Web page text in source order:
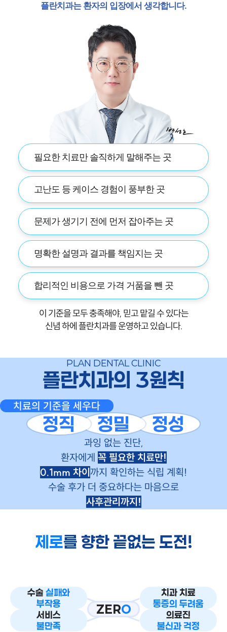
플란치과는 환자의 입장에서 생각합니다.
필요한 치료만 솔직하게 말해주는 곳
고난도 등 케이스 경험이 풍부한 곳
문제가 생기기 전에 먼저 잡아주는 곳
명확한 설명과 결과를 책임지는 곳
합리적인 비용으로 가격 거품을 뺀 곳
이 기준을 모두 충족해야, 믿고 맡길 수 있다는
신념 하에 플란치과를 운영하고 있습니다.
PLAN DENTAL CLINIC
플란치과의 3원칙
치료의 기준을 세우다
정직 정밀 정성
과잉 없는 진단,
환자에게 꼭 필요한 치료만!
0.1mm 차이 까지 확인하는 식립 계획!
수술 후가 더 중요하다는 마음으로
사후관리까지!
제로를 향한 끝없는 도전!
수술실패와
부작용
서비스
불만족
ZERO
치과 치료
통증의 두려움
의료진
불신과 걱정